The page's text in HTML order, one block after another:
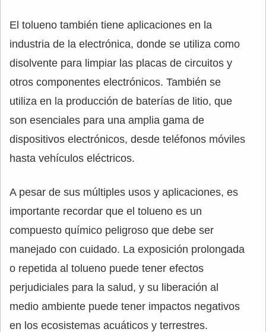
El tolueno también tiene aplicaciones en la
industria de la electrónica, donde se utiliza como
disolvente para limpiar las placas de circuitos y
otros componentes electrónicos. También se
utiliza en la producción de baterías de litio, que
son esenciales para una amplia gama de
dispositivos electrónicos, desde teléfonos móviles
hasta vehículos eléctricos.
A pesar de sus múltiples usos y aplicaciones, es
importante recordar que el tolueno es un
compuesto químico peligroso que debe ser
manejado con cuidado. La exposición prolongada
o repetida al tolueno puede tener efectos
perjudiciales para la salud, y su liberación al
medio ambiente puede tener impactos negativos
en los ecosistemas acuáticos y terrestres.